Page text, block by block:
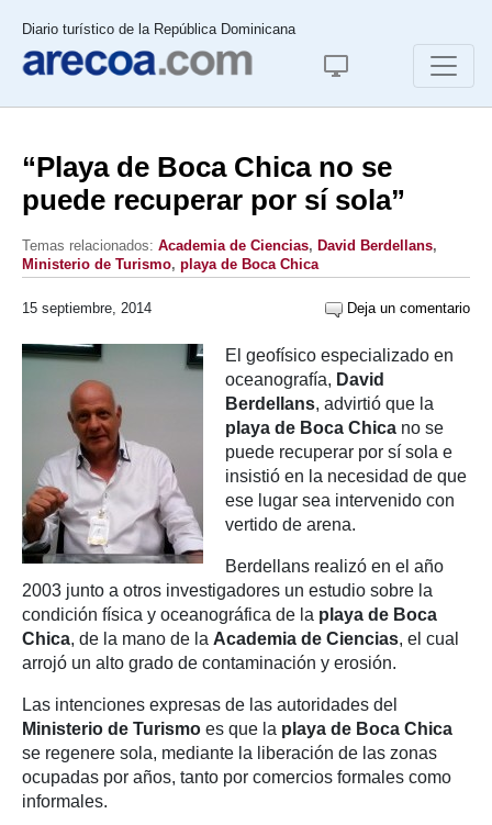
Diario turístico de la República Dominicana
“Playa de Boca Chica no se
puede recuperar por sí sola”
Temas relacionados: Academia de Ciencias, David Berdellans,
Ministerio de Turismo, playa de Boca Chica
15 septiembre, 2014 Deja un comentario
El geofísico especializado en
oceanografía, David
Berdellans, advirtió que la
playa de Boca Chica no se
puede recuperar por sí sola e
insistió en la necesidad de que
ese lugar sea intervenido con
vertido de arena.
Berdellans realizó en el año
2003 junto a otros investigadores un estudio sobre la
condición física y oceanográfica de la playa de Boca
Chica, de la mano de la Academia de Ciencias, el cual
arrojó un alto grado de contaminación y erosión.
Las intenciones expresas de las autoridades del
Ministerio de Turismo es que la playa de Boca Chica
se regenere sola, mediante la liberación de las zonas
ocupadas por años, tanto por comercios formales como
informales.